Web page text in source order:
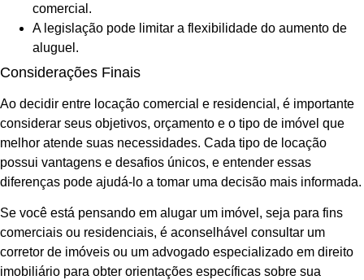
comercial.
A legislação pode limitar a flexibilidade do aumento de
aluguel.
Considerações Finais
Ao decidir entre locação comercial e residencial, é importante
considerar seus objetivos, orçamento e o tipo de imóvel que
melhor atende suas necessidades. Cada tipo de locação
possui vantagens e desafios únicos, e entender essas
diferenças pode ajudá-lo a tomar uma decisão mais informada.
Se você está pensando em alugar um imóvel, seja para fins
comerciais ou residenciais, é aconselhável consultar um
corretor de imóveis ou um advogado especializado em direito
imobiliário para obter orientações específicas sobre sua